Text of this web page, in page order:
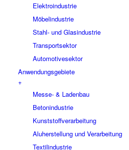
Elektroindustrie
Möbelindustrie
Stahl- und Glasindustrie
Transportsektor
Automotivesektor
Anwendungsgebiete
+
Messe- & Ladenbau
Betonindustrie
Kunststoffverarbeitung
Aluherstellung und Verarbeitung
Textilindustrie